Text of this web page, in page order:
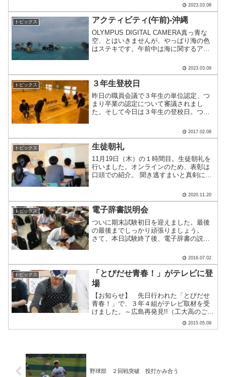
方ごろ札幌に無事到着。藻岩山へロープ
ウェイで登り夜景を見ます。藻岩山の夜
景は「新日本三大夜景」の一つです。ど
んな絶景が見れるのでしょ.....
2023.03.08
トピックス アクティビティ(午前)-沖縄
OLYMPUS DIGITAL CAMERA真っ青な
空、とはいきませんが、やっぱり海の色
はステキです。午前中は海に関するアク
CAMERAこのグループは、はての浜(砂州
が伸びたような地形でした)まで.....
2023.03.09
トピックス ３年生登校日
昨日の職員会議で３年生の単位認定、つ
まり卒業の認定について審議されまし
た。そして今日は３年生の登校日。つぎ
表は早速卒業式の練習を行いました。各
クラス１人ずつが、代表として校長先生
から直接卒業証書を受け取り.....
2017.02.08
トピックス 生徒朝礼
11月19日（木）の１時間目。生徒朝礼を
行いました。オンラインのため、表彰は
口頭での紹介。 聞き逃すまいと真剣に聞
トの名前が発表されると、笑顔で「おめ
でとう」と声をかける場面も！ 心温まる
瞬間でした。表彰.....
2020.11.20
トピックス 電子辞書説明会
ついに期末試験初日を迎えました。最後
の最後までしっかり頑張りましょう。
さて、本日試験終了後、電子辞書の説明
徒が電子辞書を活用しています。 これ
も電子機器。「実は使っていない有効な
機能」というものが案外あ.....
2016.07.02
トピックス
「とびだせ青春！」がテレビに登
場
【お知らせ】 先日行われた「とびだせ
青春！」で、３年４組がテレビ取材を受
けました。～広島再発見!!（工大高のご近
所さん編）～をテーマに、カルビー広島
工場にてかっぱえびせん・スナックの製
2015.05.09
野球部 ２回戦突破 投打かみ合う